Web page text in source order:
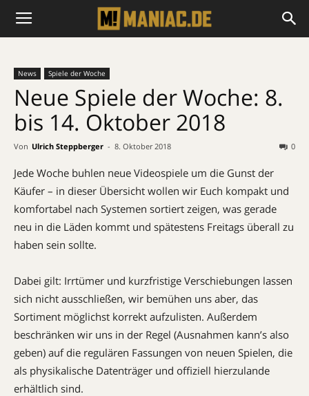
News Spiele der Woche
Neue Spiele der Woche: 8.
bis 14. Oktober 2018
Von Ulrich Steppberger - 8. Oktober 2018 0
Jede Woche buhlen neue Videospiele um die Gunst der
Käufer – in dieser Übersicht wollen wir Euch kompakt und
komfortabel nach Systemen sortiert zeigen, was gerade
neu in die Läden kommt und spätestens Freitags überall zu
haben sein sollte.
Dabei gilt: Irrtümer und kurzfristige Verschiebungen lassen
sich nicht ausschließen, wir bemühen uns aber, das
Sortiment möglichst korrekt aufzulisten. Außerdem
beschränken wir uns in der Regel (Ausnahmen kann’s also
geben) auf die regulären Fassungen von neuen Spielen, die
als physikalische Datenträger und offiziell hierzulande
erhältlich sind.